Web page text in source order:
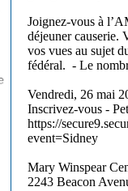
Joignez-vous à
déjeuner causerie.
vos vues au sujet
fédéral. - Le
Vendredi, 26 mai
Inscrivez-vous -
https://
event=Sidney
Mary Winspear
2243 Beacon